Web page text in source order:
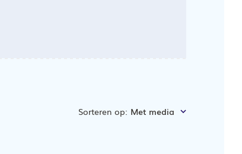
Sorteren op: Met media